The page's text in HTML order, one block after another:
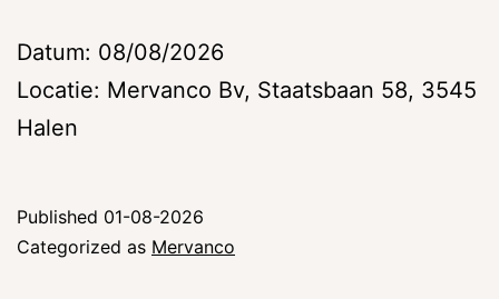
Datum: 08/08/2026
Locatie: Mervanco Bv, Staatsbaan 58, 3545
Halen
Published 01-08-2026
Categorized as Mervanco